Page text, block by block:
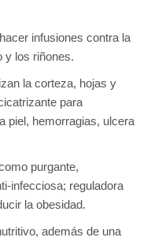
infusiones contra la
y los riñones.
la corteza, hojas y
para
piel, hemorragias, ulcera
purgante,
infecciosa; reguladora
la obesidad.
además de una